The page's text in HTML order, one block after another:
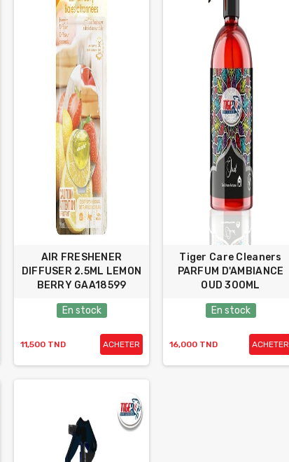
AIR FRESHENER
DIFFUSER 2.5ML LEMON
BERRY GAA18599
En stock
11,500 TND ACHETER
Tiger Care Cleaners
PARFUM D'AMBIANCE
OUD 300ML
En stock
16,000 TND ACHETER